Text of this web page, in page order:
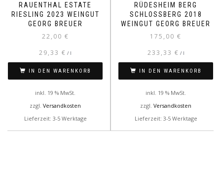
RAUENTHAL ESTATE
RIESLING 2023 WEINGUT
GEORG BREUER
22,00 €
29,33 € / l
IN DEN WARENKORB
inkl. 19 % MwSt.
zzgl. Versandkosten
Lieferzeit: 3-5 Werktage
RÜDESHEIM BERG
SCHLOSSBERG 2018
WEINGUT GEORG BREUER
175,00 €
233,33 € / l
IN DEN WARENKORB
inkl. 19 % MwSt.
zzgl. Versandkosten
Lieferzeit: 3-5 Werktage